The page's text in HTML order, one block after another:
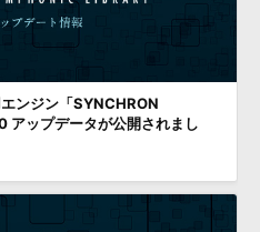
音素材の制作・
ンジン「SYNCHRON
アップデータが公開されまし